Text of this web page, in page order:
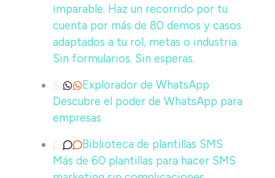
imparable. Haz un recorrido por tu
cuenta por más de 80 demos y casos
adaptados a tu rol, metas o industria.
Sin formularios. Sin esperas.
Explorador de WhatsApp
Descubre el poder de WhatsApp para
empresas
Biblioteca de plantillas SMS
Más de 60 plantillas para hacer SMS